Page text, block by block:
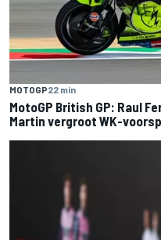
MOTOGP22 min
MotoGP British GP: Raul
Martin vergroot WK-